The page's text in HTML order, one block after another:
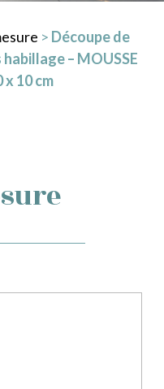
> Découpe de
– MOUSSE
x 10 cm